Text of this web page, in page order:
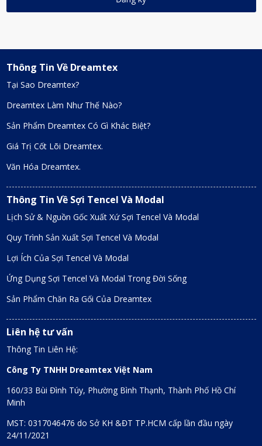
Thông Tin Về Dreamtex
Tại Sao Dreamtex?
Dreamtex Làm Như Thế Nào?
Sản Phẩm Dreamtex Có Gì Khác Biệt?
Giá Trị Cốt Lõi Dreamtex.
Văn Hóa Dreamtex.
Thông Tin Về Sợi Tencel Và Modal
Lịch Sử & Nguồn Gốc Xuất Xứ Sợi Tencel Và Modal
Quy Trình Sản Xuất Sợi Tencel Và Modal
Lợi Ích Của Sợi Tencel Và Modal
Ứng Dụng Sợi Tencel Và Modal Trong Đời Sống
Sản Phẩm Chăn Ra Gối Của Dreamtex
Liên hệ tư vấn
Thông Tin Liên Hệ:
Công Ty TNHH Dreamtex Việt Nam
160/33 Bùi Đình Túy, Phường Bình Thạnh, Thành Phố Hồ Chí
Minh
MST: 0317046476 do Sở KH &ĐT TP.HCM cấp lần đầu ngày
24/11/2021